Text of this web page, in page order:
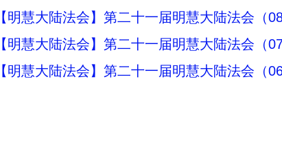
【明慧大陆法会】第二十一届明慧大陆法会（08
【明慧大陆法会】第二十一届明慧大陆法会（07
【明慧大陆法会】第二十一届明慧大陆法会（06